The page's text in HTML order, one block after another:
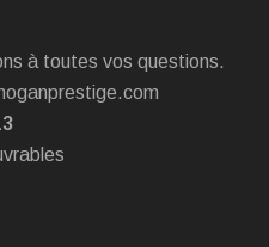
à toutes vos questions.